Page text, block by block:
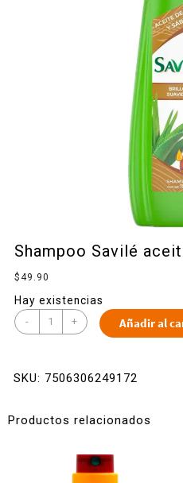
Shampoo Savilé
$ 49.90
Hay existencias
- + Añadir al
SKU: 7506306249172
Productos relacionados